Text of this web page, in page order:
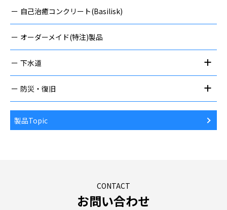
自己治癒コンクリート(Basilisk)
オーダーメイド(特注)製品
下水道
防災・復旧
製品Topic
CONTACT
お問い合わせ